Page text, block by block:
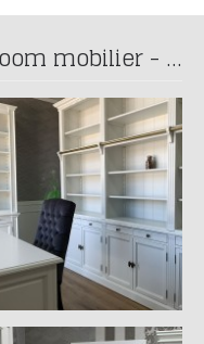
ROMWEST EURO - Showroom mobilier - Programare vizita la telefon: 0741 197 939